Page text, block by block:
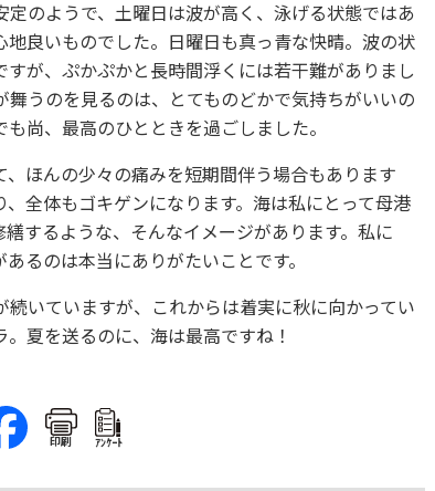
のようで、土曜日は波が高く、泳げる状態ではあ
良いものでした。日曜日も真っ青な快晴。波の状
が、ぷかぷかと長時間浮くには若干難がありまし
うのを見るのは、とてものどかで気持ちがいいの
尚、最高のひとときを過ごしました。
ほんの少々の痛みを短期間伴う場合もあります
全体もゴキゲンになります。海は私にとって母港
するような、そんなイメージがあります。私に
るのは本当にありがたいことです。
いていますが、これからは着実に秋に向かってい
夏を送るのに、海は最高ですね！
印刷 ｱﾝｹｰﾄ